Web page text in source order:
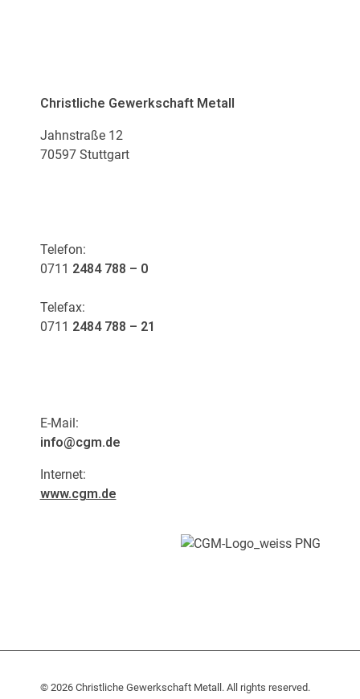
Christliche Gewerkschaft Metall
Jahnstraße 12
70597 Stuttgart
Telefon:
0711 2484 788 – 0
Telefax:
0711 2484 788 – 21
E-Mail:
info@cgm.de
Internet:
www.cgm.de
© 2026 Christliche Gewerkschaft Metall. All rights reserved.